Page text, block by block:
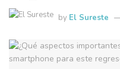
by El Sureste